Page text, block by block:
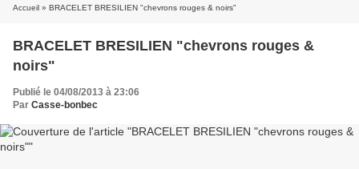
Accueil » BRACELET BRESILIEN "chevrons rouges & noirs"
BRACELET BRESILIEN "chevrons rouges &
noirs"
Publié le 04/08/2013 à 23:06
Par Casse-bonbec